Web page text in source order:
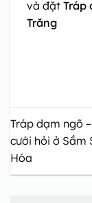
và đặt Tráp
Trăng
Tráp dạm ngõ
cưới hỏi ở Sầm
Hóa